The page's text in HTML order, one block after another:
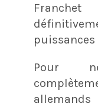
puissances
Pour